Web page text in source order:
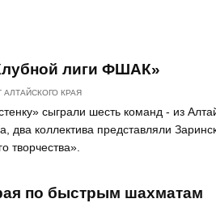
лиги ФШАК»
КРАЯ
сыграли шесть команд - из
два коллектива представляли
творчества».
по быстрым шахматам